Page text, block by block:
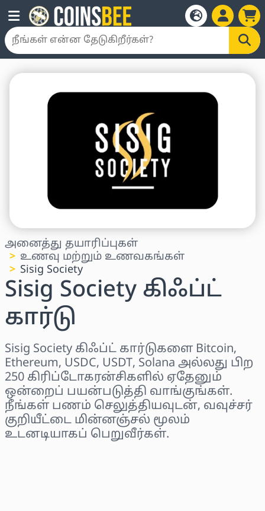
அனைத்து தயாரிப்புகள்
உணவு மற்றும் உணவகங்கள்
Sisig Society
Sisig Society கிஃப்ட்
கார்டு
Sisig Society கிஃப்ட் கார்டுகளை Bitcoin,
Ethereum, USDC, USDT, Solana அல்லது பிற
250 கிரிப்டோகரன்சிகளில் ஏதேனும்
ஒன்றைப் பயன்படுத்தி வாங்குங்கள்.
நீங்கள் பணம் செலுத்தியவுடன், வவுச்சர்
குறியீட்டை மின்னஞ்சல் மூலம்
உடனடியாகப் பெறுவீர்கள்.